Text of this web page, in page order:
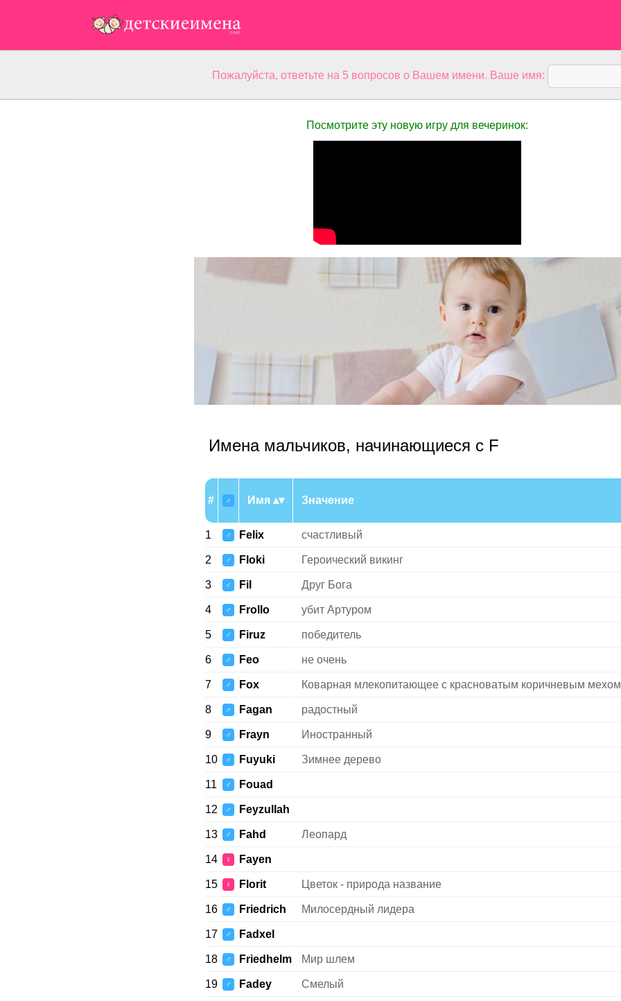
Пожалуйста, ответьте на 5 вопросов о Вашем имени. Ваше имя:
Посмотрите эту новую игру для вечеринок:
Имена мальчиков, начинающиеся с F
# ♂ Имя Значение
1 ♂ Felix счастливый
2 ♂ Floki Героический викинг
3 ♂ Fil Друг Бога
4 ♂ Frollo убит Артуром
5 ♂ Firuz победитель
6 ♂ Feo не очень
7 ♂ Fox Коварная млекопитающее с красноватым коричневым мехом
8 ♂ Fagan радостный
9 ♂ Frayn Иностранный
10 ♂ Fuyuki Зимнее дерево
11 ♂ Fouad
12 ♂ Feyzullah
13 ♂ Fahd Леопард
14 ♀ Fayen
15 ♀ Florit Цветок - природа название
16 ♂ Friedrich Милосердный лидера
17 ♂ Fadxel
18 ♂ Friedhelm Мир шлем
19 ♂ Fadey Смелый